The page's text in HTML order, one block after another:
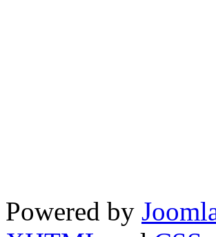
Powered by